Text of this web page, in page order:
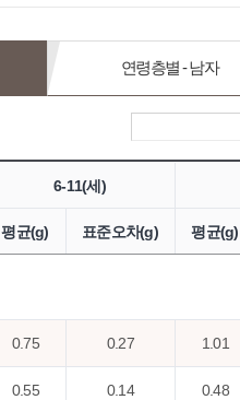
연령층별 - 남자
6-11(세)
평균(g) 표준오차(g) 평균(g)
0.75 0.27 1.01
0.55 0.14 0.48